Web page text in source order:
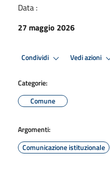
Data :
27 maggio 2026
Condividi Vedi azioni
Categorie:
Comune
Argomenti:
Comunicazione istituzionale